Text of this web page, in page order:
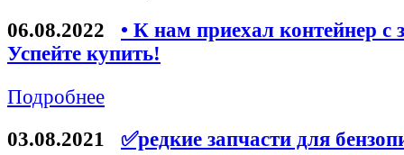
06.08.2022
• К нам приехал контейнер с
Успейте купить!
Подробнее
03.08.2021
✅редкие запчасти для